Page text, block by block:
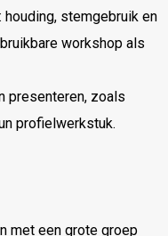
stemgebruik en
workshop als
presenteren, zoals
profielwerkstuk.
met een grote groep